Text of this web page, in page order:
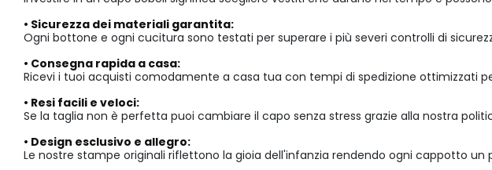
• Sicurezza dei materiali garantita:
Ogni bottone e ogni cucitura sono testati per superare i più severi controlli di
• Consegna rapida a casa:
Ricevi i tuoi acquisti comodamente a casa tua con tempi di spedizione ottimizzati
• Resi facili e veloci:
Se la taglia non è perfetta puoi cambiare il capo senza stress grazie alla nostra
• Design esclusivo e allegro:
Le nostre stampe originali riflettono la gioia dell'infanzia rendendo ogni cappotto un